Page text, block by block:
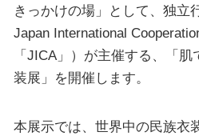
きっかけの場」として、独立
Japan International
「JICA」）が主催する、「
装展」を開催します。
本展示では、世界中の民族衣